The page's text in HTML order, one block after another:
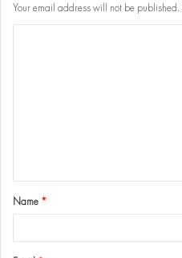
Your email address will not be published.
Name *